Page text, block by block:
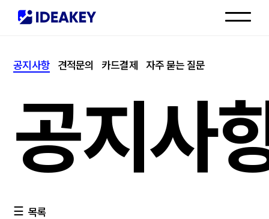
고객센터
공지사항 견적문의 카드결제 자주 묻는 질문
공지사
목록